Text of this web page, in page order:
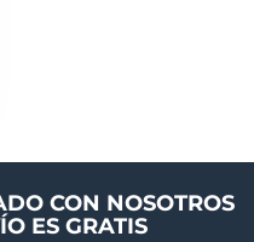
CON NOSOTROS
ES GRATIS